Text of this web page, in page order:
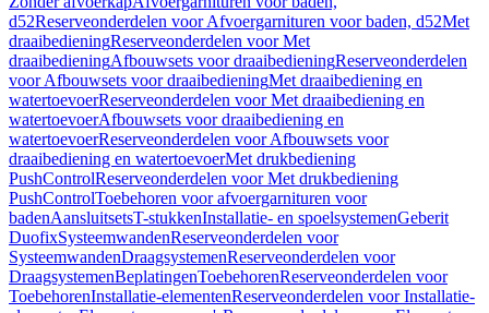
d52Reserveonderdelen voor Afvoergarnituren voor baden, d52Met
draaibedieningReserveonderdelen voor Met
draaibedieningAfbouwsets voor draaibedieningReserveonderdelen
voor Afbouwsets voor draaibedieningMet draaibediening en
watertoevoerReserveonderdelen voor Met draaibediening en
watertoevoerAfbouwsets voor draaibediening en
watertoevoerReserveonderdelen voor Afbouwsets voor
draaibediening en watertoevoerMet drukbediening
PushControlReserveonderdelen voor Met drukbediening
PushControlToebehoren voor afvoergarnituren voor
badenAansluitsetsT-stukkenInstallatie- en spoelsystemenGeberit
DuofixSysteemwandenReserveonderdelen voor
SysteemwandenDraagsystemenReserveonderdelen voor
DraagsystemenBeplatingenToebehorenReserveonderdelen voor
ToebehorenInstallatie-elementenReserveonderdelen voor Installatie-